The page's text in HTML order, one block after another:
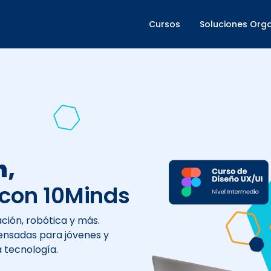
Cursos Soluciones
y
a niños de forma
y explorando su